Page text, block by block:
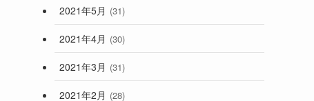
2021年5月 (31)
2021年4月 (30)
2021年3月 (31)
2021年2月 (28)